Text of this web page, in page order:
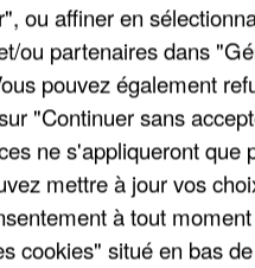
CES CANICULES,
SAUVAGE SONT...
ou affiner en
ou partenaires dans
pouvez également
"Continuer sans
ne s'appliqueront que
mettre à jour vos
à tout
cookies" situé en bas